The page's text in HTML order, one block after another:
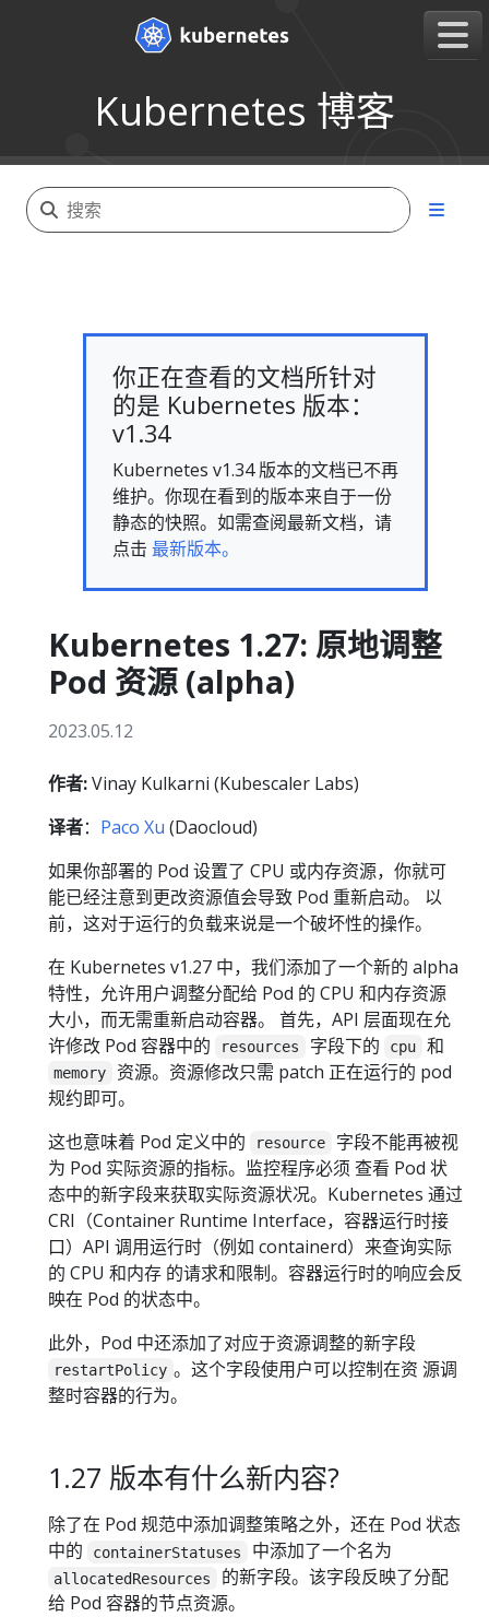
Kubernetes 博客
你正在查看的文档所针对
的是 Kubernetes 版本：
v1.34
Kubernetes v1.34 版本的文档已不再
维护。你现在看到的版本来自于一份
静态的快照。如需查阅最新文档，请
点击 最新版本。
Kubernetes 1.27: 原地调整
Pod 资源 (alpha)
2023.05.12
作者:Vinay Kulkarni (Kubescaler Labs)
译者： Paco Xu (Daocloud)
如果你部署的 Pod 设置了 CPU 或内存资源，你就可
能已经注意到更改资源值会导致 Pod 重新启动。 以
前，这对于运行的负载来说是一个破坏性的操作。
在 Kubernetes v1.27 中，我们添加了一个新的 alpha
特性，允许用户调整分配给 Pod 的 CPU 和内存资源
大小，而无需重新启动容器。 首先，API 层面现在允
许修改 Pod 容器中的
resources 字段下的 cpu 和
memory
资源。资源修改只需 patch 正在运行的 pod
规约即可。
这也意味着 Pod 定义中的
resource
字段不能再被视
为 Pod 实际资源的指标。监控程序必须 查看 Pod 状
态中的新字段来获取实际资源状况。Kubernetes 通过
CRI（Container Runtime Interface，容器运行时接
口）API 调用运行时（例如 containerd）来查询实际
的 CPU 和内存 的请求和限制。容器运行时的响应会反
映在 Pod 的状态中。
此外，Pod 中还添加了对应于资源调整的新字段
restartPolicy 。这个字段使用户可以控制在资 源调
整时容器的行为。
1.27 版本有什么新内容?
除了在 Pod 规范中添加调整策略之外，还在 Pod 状态
中的
containerStatuses 中添加了一个名为
allocatedResources
的新字段。该字段反映了分配
给 Pod 容器的节点资源。